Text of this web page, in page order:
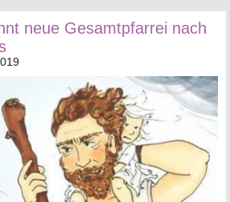
neue Gesamtpfarrei nach